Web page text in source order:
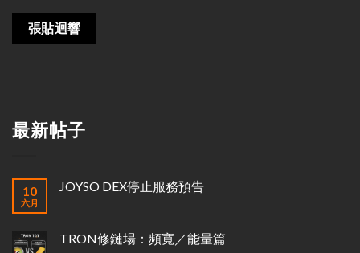
最新帖子
10
六月
JOYSO DEX停止服務預告
TRON修鏈場：頻寬／能量篇